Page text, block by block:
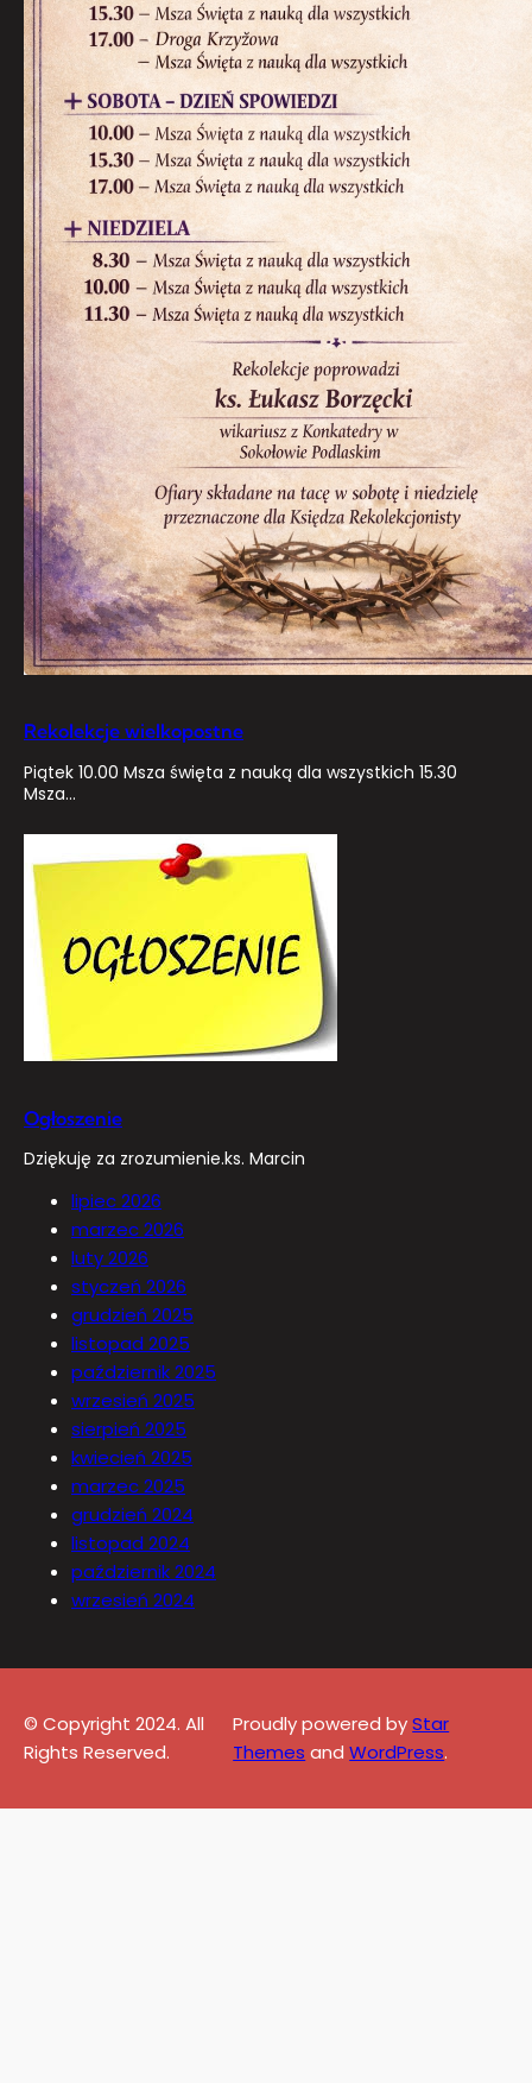
Rekolekcje wielkopostne
Piątek 10.00 Msza święta z nauką dla wszystkich 15.30
Msza…
Ogłoszenie
Dziękuję za zrozumienie.ks. Marcin
lipiec 2026
marzec 2026
luty 2026
styczeń 2026
grudzień 2025
listopad 2025
październik 2025
wrzesień 2025
sierpień 2025
kwiecień 2025
marzec 2025
grudzień 2024
listopad 2024
październik 2024
wrzesień 2024
© Copyright 2024. All
Rights Reserved.
Proudly powered byStar
Themes andWordPress.